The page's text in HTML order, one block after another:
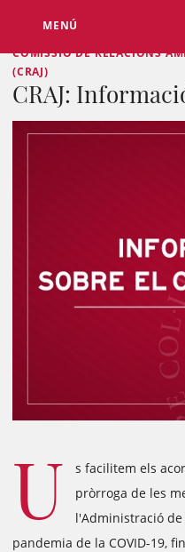
MENÚ
COMISSIÓ DE RELACIONS
(CRAJ)
CRAJ:
U
s facilitem els
pròrroga de les
l'Administració
pandemia de la COVID-19,